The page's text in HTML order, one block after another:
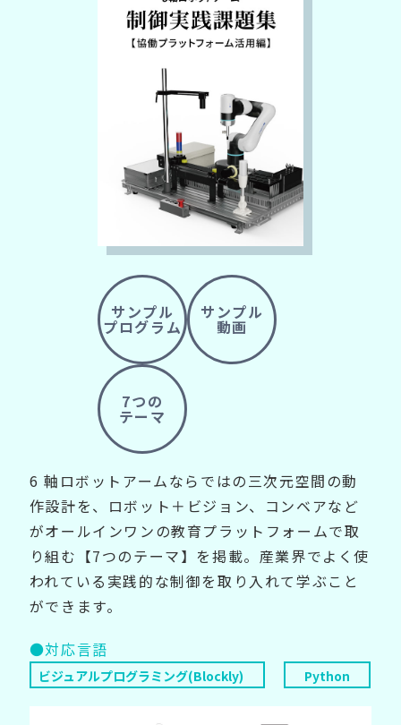
サンプル
プログラム
サンプル
動画
7つの
テーマ
6 軸ロボットアームならではの三次元空間の動
作設計を、ロボット＋ビジョン、コンベアなど
がオールインワンの教育プラットフォームで取
り組む【7つのテーマ】を掲載。産業界でよく使
われている実践的な制御を取り入れて学ぶこと
ができます。
●対応言語
ビジュアルプログラミング(Blockly) Python